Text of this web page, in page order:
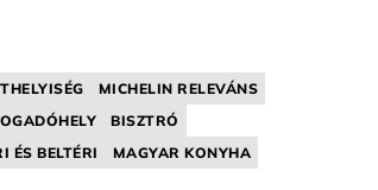
MICHELIN RELEVÁNS
BISZTRÓ
ÉS BELTÉRI
MAGYAR KONYHA